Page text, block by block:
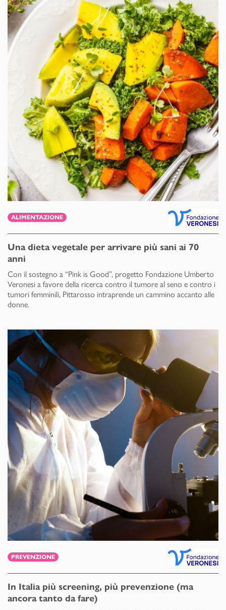
ALIMENTAZIONE
Una dieta vegetale per arrivare più sani ai 70
anni
Con il sostegno a “Pink is Good”, progetto Fondazione Umberto
Veronesi a favore della ricerca contro il tumore al seno e contro i
tumori femminili, Pittarosso intraprende un cammino accanto alle
donne.
PREVENZIONE
In Italia più screening, più prevenzione (ma
ancora tanto da fare)